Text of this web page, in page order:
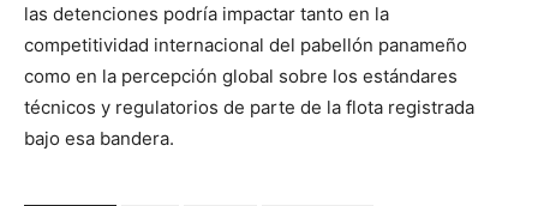
las detenciones podría impactar tanto en la
competitividad internacional del pabellón panameño
como en la percepción global sobre los estándares
técnicos y regulatorios de parte de la flota registrada
bajo esa bandera.